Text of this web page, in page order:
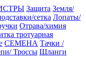
Защита Земля/
сетка Лопаты/
Отрава/химия
тротуарная
СЕМЕНА Тачки /
Троссы Шланги